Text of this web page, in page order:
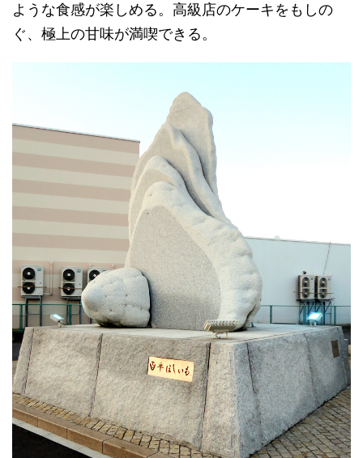
ような食感が楽しめる。高級店のケーキをもしの
ぐ、極上の甘味が満喫できる。